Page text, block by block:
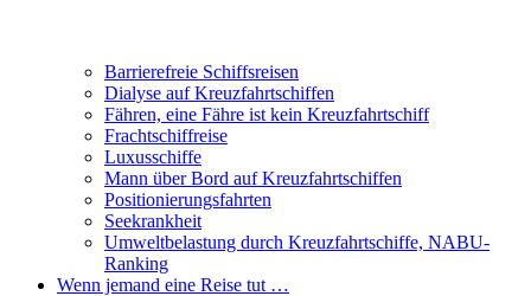
Barrierefreie Schiffsreisen
Dialyse auf Kreuzfahrtschiffen
Fähren, eine Fähre ist kein Kreuzfahrtschiff
Frachtschiffreise
Luxusschiffe
Mann über Bord auf Kreuzfahrtschiffen
Positionierungsfahrten
Seekrankheit
Umweltbelastung durch Kreuzfahrtschiffe, NABU-
Ranking
Wenn jemand eine Reise tut …